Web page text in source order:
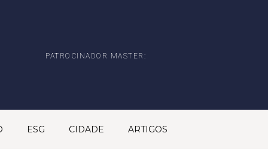
PATROCINADOR MASTER:
ESG CIDADE ARTIGOS